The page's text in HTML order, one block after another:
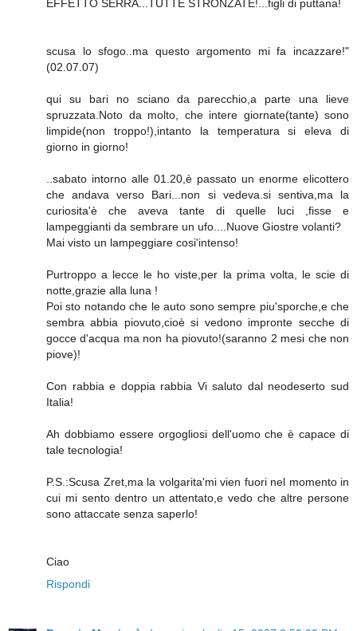
EFFETTO SERRA...TUTTE STRONZATE!...figli di puttana!
scusa lo sfogo..ma questo argomento mi fa incazzare!"
(02.07.07)
qui su bari no sciano da parecchio,a parte una lieve
spruzzata.Noto da molto, che intere giornate(tante) sono
limpide(non troppo!),intanto la temperatura si eleva di
giorno in giorno!
..sabato intorno alle 01.20,è passato un enorme elicottero
che andava verso Bari...non si vedeva.si sentiva,ma la
curiosita'è che aveva tante di quelle luci ,fisse e
lampeggianti da sembrare un ufo....Nuove Giostre volanti?
Mai visto un lampeggiare cosi'intenso!
Purtroppo a lecce le ho viste,per la prima volta, le scie di
notte,grazie alla luna !
Poi sto notando che le auto sono sempre piu'sporche,e che
sembra abbia piovuto,cioè si vedono impronte secche di
gocce d'acqua ma non ha piovuto!(saranno 2 mesi che non
piove)!
Con rabbia e doppia rabbia Vi saluto dal neodeserto sud
Italia!
Ah dobbiamo essere orgogliosi dell'uomo che è capace di
tale tecnologia!
P.S.:Scusa Zret,ma la volgarita'mi vien fuori nel momento in
cui mi sento dentro un attentato,e vedo che altre persone
sono attaccate senza saperlo!
Ciao
Rispondi